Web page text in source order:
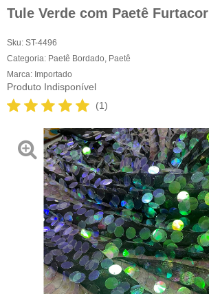
Tule Verde com Paetê Furtacor
Sku: ST-4496
Categoria: Paetê Bordado Paetê
Marca: Importado
Produto Indisponível
(1)